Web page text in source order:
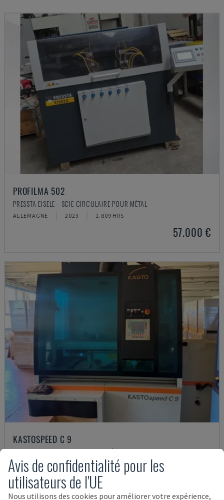
PROFILMA 502
PRESSTA EISELE - SCIE CIRCULAIRE POUR MÉTAL
ALLEMAGNE 2023 1.809 HRS
57.000 €
KASTOSPEED C 9
KASTO - SCIE CIRCULAIRE POUR MÉTAL
ALLEMAGNE 2008
Avis de confidentialité pour les
utilisateurs de l'UE
Nous utilisons des cookies pour améliorer votre expérience,